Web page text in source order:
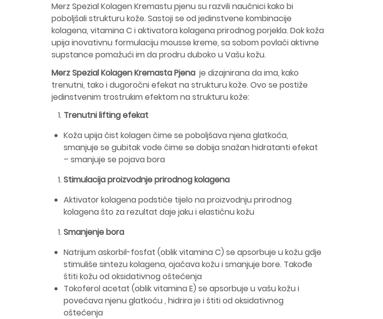
Merz Spezial Kolagen Kremastu pjenu su razvili naučnici kako bi
poboljšali strukturu kože. Sastoji se od jedinstvene kombinacije
kolagena, vitamina C i aktivatora kolagena prirodnog porjekla. Dok koža
upija inovativnu formulaciju mousse kreme, sa sobom povlači aktivne
supstance pomažući im da prodru duboko u Vašu kožu.
Merz Spezial Kolagen Kremasta Pjena je dizajnirana da ima, kako
trenutni, tako i dugoročni efekat na strukturu kože. Ovo se postiže
jedinstvenim trostrukim efektom na strukturu kože:
Trenutni lifting efekat
Koža upija čist kolagen čime se poboljšava njena glatkoća,
smanjuje se gubitak vode čime se dobija snažan hidratanti efekat
– smanjuje se pojava bora
Stimulacija proizvodnje prirodnog kolagena
Aktivator kolagena podstiče tijelo na proizvodnju prirodnog
kolagena što za rezultat daje jaku i elastičnu kožu
Smanjenje bora
Natrijum askorbil-fosfat (oblik vitamina C) se apsorbuje u kožu gdje
stimuliše sintezu kolagena, ojačava kožu i smanjuje bore. Takođe
štiti kožu od oksidativnog oštećenja
Tokoferol acetat (oblik vitamina E) se apsorbuje u vašu kožu i
povećava njenu glatkoću , hidrira je i štiti od oksidativnog
oštećenja